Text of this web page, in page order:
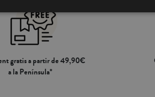
gratis a partir de 49,90€
a la Península*